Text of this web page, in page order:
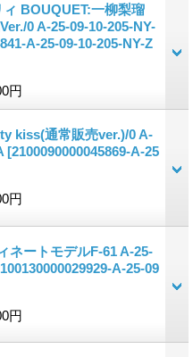
BOUQUET:一柳梨瑠
0 A-25-09-10-205-NY-
A-25-09-10-205-NY-Z
円
kiss(通常販売ver.)/0 A-
[2100090000045869-A-25
円
ネートモデルF-61 A-25-
A-25-09
円